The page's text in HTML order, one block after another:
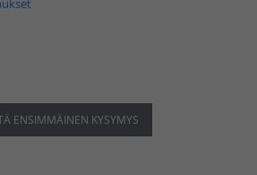
ENSIMMÄINEN KYSYMYS